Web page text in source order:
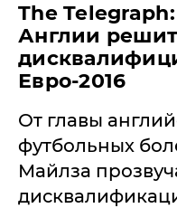
The
Англии
Евро-2016
От главы
футбольных
Майлза